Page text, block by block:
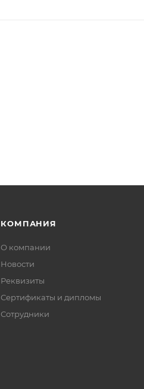
КОМПАНИЯ
О компании
Новости
Реквизиты
Сертификаты и дипломы
Сотрудники